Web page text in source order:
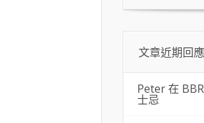
文章近期回應
Peter 在
士忌